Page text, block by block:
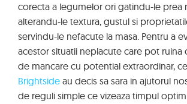
corecta a legumelor ori gatindu-le prea
alterandu-le textura, gustul si
servindu-le nefacute la masa. Pentru a
acestor situatii neplacute care pot
de mancare cu potential extraordinar,
Brightside au decis sa sara in ajutorul
de reguli simple ce vizeaza timpul